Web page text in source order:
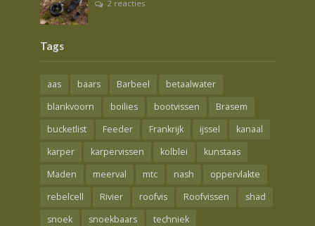
2 reacties
Tags
aas baars Barbeel
betaalwater
blankvoorn
boilies bootvissen
Brasem
bucketlist
Feeder Frankrijk ijssel
kanaal
karper
karpervissen kolblei
kunstaas
Maden
meerval mtc nash
oppervlakte
rebelcell
Rivier roofvis Roofvissen
shad
snoek
snoekbaars techniek